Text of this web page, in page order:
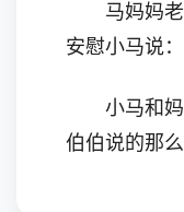
马妈妈老远
安慰小马说
小马和妈妈
伯伯说的那